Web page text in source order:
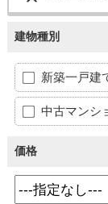
建物種別
新築一戸建
中古マンシ
価格